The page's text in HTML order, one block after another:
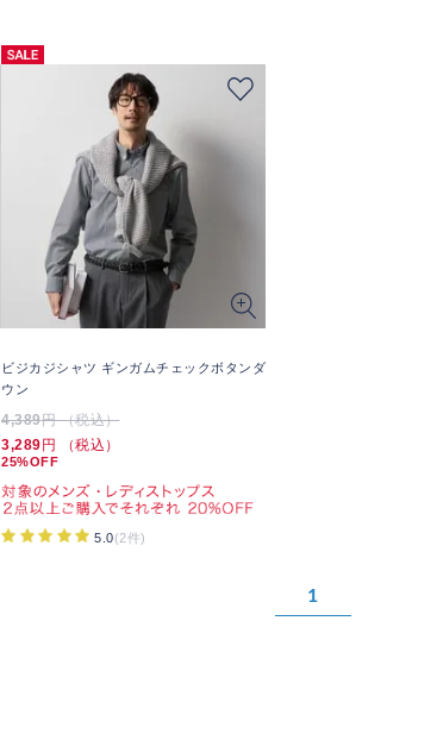
ビジカジシャツ ギンガムチェックボタンダ
ウン
4,389円 （税込）
3,289円 （税込）
25%OFF
5.0(2件)
1